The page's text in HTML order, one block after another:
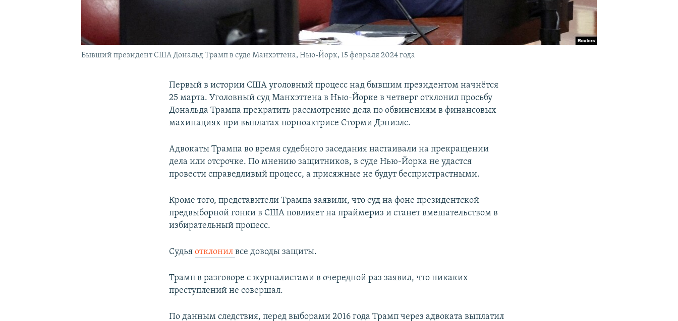
Бывший президент США Дональд Трамп в суде Манхэттена, Нью-Йорк, 15 февраля 2024 года
Первый в истории США уголовный процесс над бывшим президентом начнётся
25 марта. Уголовный суд Манхэттена в Нью-Йорке в четверг отклонил просьбу
Дональда Трампа прекратить рассмотрение дела по обвинениям в финансовых
махинациях при выплатах порноактрисе Сторми Дэниэлс.
Адвокаты Трампа во время судебного заседания настаивали на прекращении
дела или отсрочке. По мнению защитников, в суде Нью-Йорка не удастся
провести справедливый процесс, а присяжные не будут беспристрастными.
Кроме того, представители Трампа заявили, что суд на фоне президентской
предвыборной гонки в США повлияет на праймериз и станет вмешательством в
избирательный процесс.
Судьяотклонилвсе доводы защиты.
Трамп в разговоре с журналистами в очередной раз заявил, что никаких
преступлений не совершал.
По данным следствия, перед выборами 2016 года Трамп через адвоката выплатил